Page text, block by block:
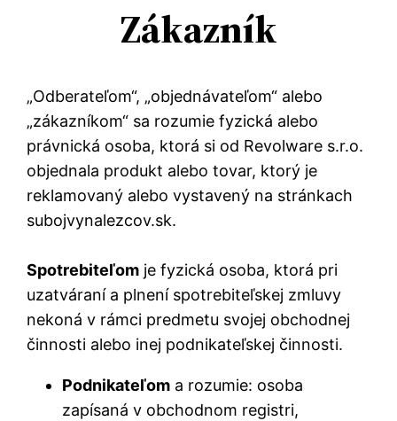
Zákazník
„Odberateľom“, „objednávateľom“ alebo
„zákazníkom“ sa rozumie fyzická alebo
právnická osoba, ktorá si od Revolware s.r.o.
objednala produkt alebo tovar, ktorý je
reklamovaný alebo vystavený na stránkach
subojvynalezcov.sk.
Spotrebiteľom je fyzická osoba, ktorá pri
uzatváraní a plnení spotrebiteľskej zmluvy
nekoná v rámci predmetu svojej obchodnej
činnosti alebo inej podnikateľskej činnosti.
Podnikateľom a rozumie: osoba
zapísaná v obchodnom registri,